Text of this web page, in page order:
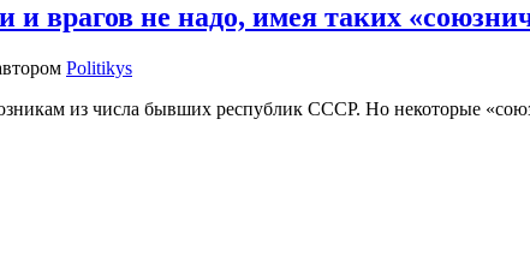
и врагов не надо, имея таких
Politikys
из числа бывших республик СССР. Но некоторые